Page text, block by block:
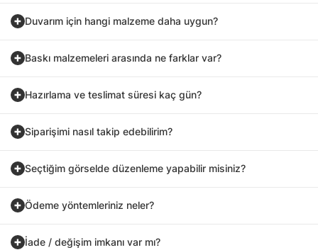
Duvarım için hangi malzeme daha uygun?
Baskı malzemeleri arasında ne farklar var?
Hazırlama ve teslimat süresi kaç gün?
Siparişimi nasıl takip edebilirim?
Seçtiğim görselde düzenleme yapabilir misiniz?
Ödeme yöntemleriniz neler?
İade / değişim imkanı var mı?